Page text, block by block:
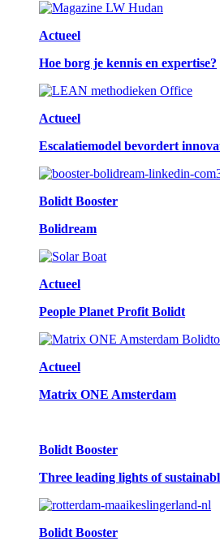
Actueel
Hoe borg je kennis en expertise?
Actueel
Escalatiemodel bevordert
Bolidt Booster
Bolidream
Actueel
People Planet Profit Bolidt
Actueel
Matrix ONE Amsterdam
Bolidt Booster
Three leading lights of
Bolidt Booster